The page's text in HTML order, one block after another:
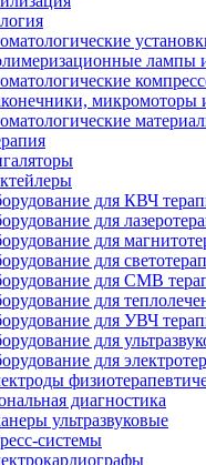
лампы
микромоторы
для КВЧ
для
для
для
для СМВ
для
для УВЧ
для
для
диагностика
ультразвуковые
системы